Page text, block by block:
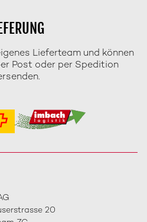
Lieferteam und können
Post oder per Spedition
20